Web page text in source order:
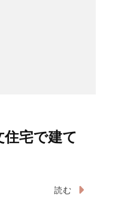
宅で建て
読む